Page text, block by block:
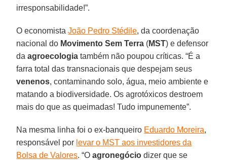
irresponsabilidade!”.
O economistaJoão Pedro Stédile, da coordenação
nacional do Movimento Sem Terra (MST) e defensor
daagroecologia também não poupou críticas. “É a
farra total das transnacionais que despejam seus
venenos, contaminando solo, água, meio ambiente e
matando a biodiversidade. Os agrotóxicos destroem
mais do que as queimadas! Tudo impunemente”.
Na mesma linha foi o ex-banqueiro Eduardo Moreira,
responsável por levar o MST aos investidores da
Bolsa de Valores. “Oagronegócio dizer que se